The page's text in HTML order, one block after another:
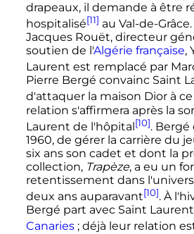
drapeaux, il demande à être
hospitalisé[11] au Val-de-
Jacques Rouët, directeur
soutien de l'Algérie française,
Laurent est remplacé par
Pierre Bergé convainc Saint
d'attaquer la maison Dior à
relation s'affirmera après la
Laurent de l'hôpital[10].
1960, de gérer la carrière du
six ans son cadet et dont la
collection, Trapèze, a eu un
retentissement dans
deux ans auparavant[10]. À
Bergé part avec Saint
Canaries ; déjà leur relation